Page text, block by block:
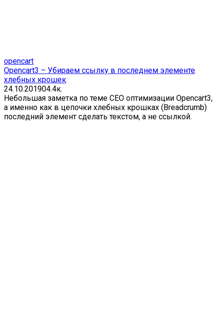
opencart
Opencart3 – Убираем ссылку в последнем элементе
хлебных крошек
24.10.201904.4к.
Небольшая заметка по теме СЕО оптимизации Opencart3,
а именно как в цепочки хлебных крошках (Breadcrumb)
последний элемент сделать текстом, а не ссылкой.